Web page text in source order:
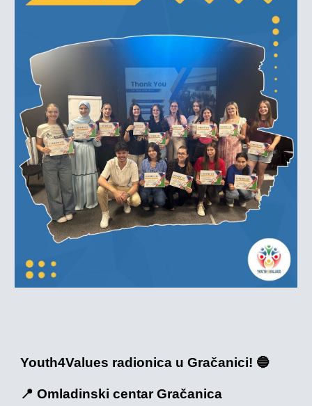
Youth4Values radionica u Gračanici! 🔵
📍 Omladinski centar Gračanica